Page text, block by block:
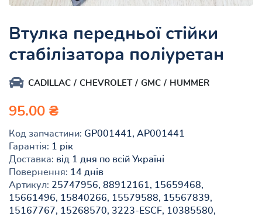
Втулка передньої стійки
стабілізатора поліуретан
CADILLAC CHEVROLET GMC HUMMER
95.00 ₴
Код запчастини: GP001441, AP001441
Гарантія: 1 рік
Доставка: від 1 дня по всій Україні
Повернення: 14 днів
Артикул: 25747956, 88912161, 15659468,
15661496, 15840266, 15579588, 15567839,
15167767, 15268570, 3223-ESCF, 10385580,